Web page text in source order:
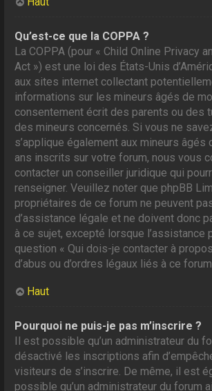
Qu’est-ce que la COPPA ?
La COPPA (pour « Child Online Privacy
Act ») est une loi des États-Unis
aux sites internet collectant
informations sur les mineurs âgés de
consentement écrit des parents ou des
des mineurs concernés. Si vous ne
s’applique également aux mineurs âgés
ans inscrits sur votre forum, nous vous
contacter un conseiller juridique qui
renseigner. Veuillez noter que phpBB
propriétaires de ce forum ne peuvent
d’assistance légale et ne doivent donc
à ce sujet, excepté lorsque l’assistance
question « Qui dois-je contacter à
d’abus ou d’ordres légaux liés à ce forum
Haut
Pourquoi ne puis-je pas m’inscrire ?
Il est possible qu’un administrateur du
désactivé les inscriptions afin
visiteurs de s’inscrire. De même, il est
possible qu’un administrateur du forum